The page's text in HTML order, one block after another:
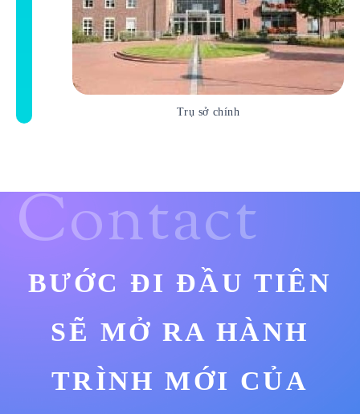
Trụ sở chính
Contact
BƯỚC ĐI ĐẦU TIÊN
SẼ MỞ RA HÀNH
TRÌNH MỚI CỦA